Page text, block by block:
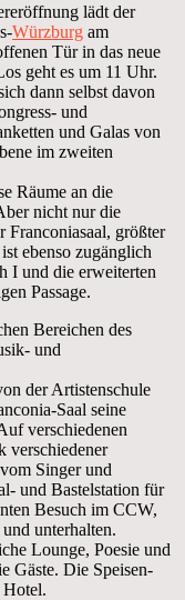
lädt der
Würzburg am
Tür in das neue
geht es um 11 Uhr.
dann selbst davon
und
und Galas von
im zweiten
Räume an die
nicht nur die
Franconiasaal, größter
ebenso zugänglich
I und die erweiterten
Passage.
Bereichen des
und
der Artistenschule
Saal seine
verschiedenen
verschiedener
Singer und
und Bastelstation für
Besuch im CCW,
unterhalten.
Lounge, Poesie und
Gäste. Die Speisen-
Hotel.